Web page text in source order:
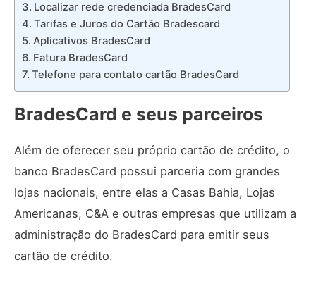
Localizar rede credenciada BradesCard
Tarifas e Juros do Cartão Bradescard
Aplicativos BradesCard
Fatura BradesCard
Telefone para contato cartão BradesCard
BradesCard e seus parceiros
Além de oferecer seu próprio cartão de crédito, o
banco BradesCard possui parceria com grandes
lojas nacionais, entre elas a Casas Bahia, Lojas
Americanas, C&A e outras empresas que utilizam a
administração do BradesCard para emitir seus
cartão de crédito.